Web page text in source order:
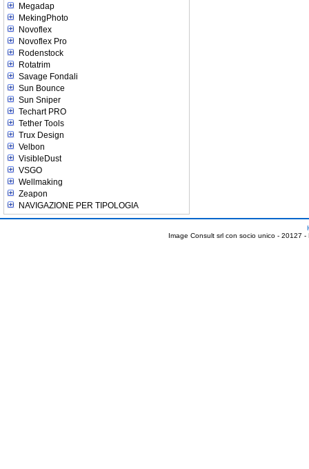
Megadap
MekingPhoto
Novoflex
Novoflex Pro
Rodenstock
Rotatrim
Savage Fondali
Sun Bounce
Sun Sniper
Techart PRO
Tether Tools
Trux Design
Velbon
VisibleDust
VSGO
Wellmaking
Zeapon
NAVIGAZIONE PER TIPOLOGIA
Image Consult srl con socio unico - 20127